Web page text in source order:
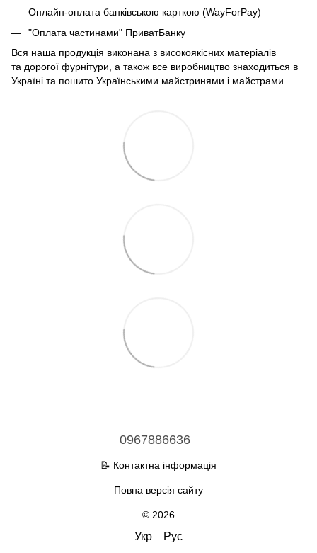
Онлайн-оплата банківською карткою (WayForPay)
"Оплата частинами" ПриватБанку
Вся наша продукція виконана з високоякісних матеріалів
та дорогої фурнітури, а також все виробництво знаходиться в
Україні та пошито Українськими майстринями і майстрами.
0967886636
📝 Контактна інформація
Повна версія сайту
© 2026
Укр Рус